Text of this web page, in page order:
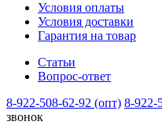
Условия оплаты
Условия доставки
Гарантия на товар
Статьи
Вопрос-ответ
8-922-508-62-92 (опт) 8-922-
звонок